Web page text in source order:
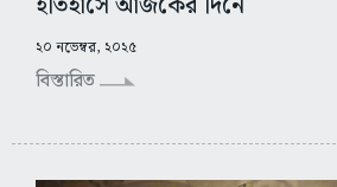
২০ নভেম্বর, ২০২৫
বিস্তারিত